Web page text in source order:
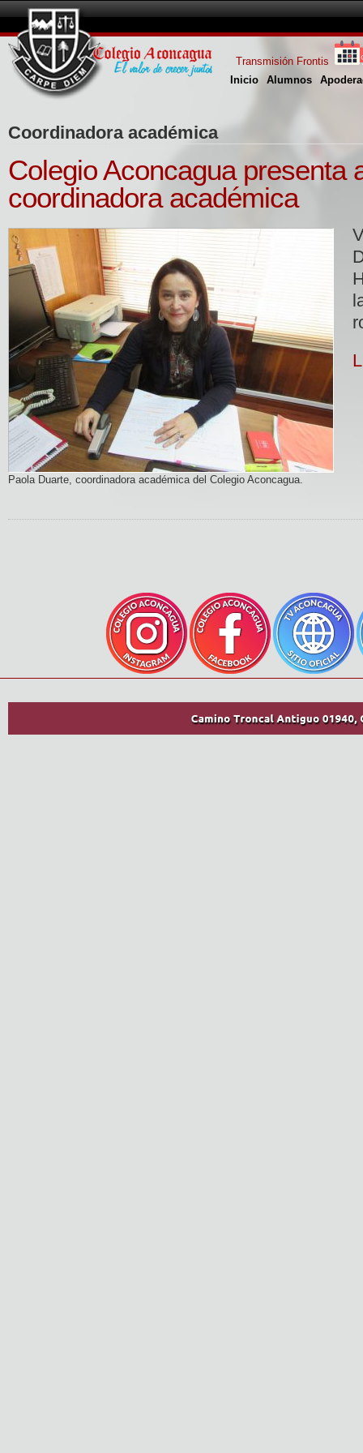
Inicio Alumnos
Transmisión Frontis
Coordinadora académica
Colegio Aconcagua presenta
coordinadora académica
Paola Duarte, coordinadora académica del Colegio Aconcagua.